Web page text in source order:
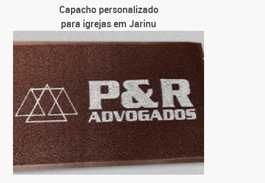
Capacho personalizado
para igrejas em Jarinu